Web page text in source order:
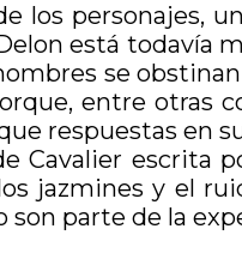
los personajes,
está todavía
se
entre otras
respuestas en
Cavalier escrita
jazmines y el
parte de la